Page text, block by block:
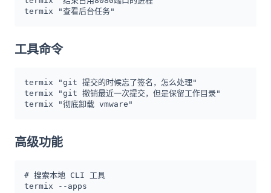
termix "查看后台任务"
工具命令
termix "git 提交的时候忘了签名，怎么处理"
termix "git 撤销最近一次提交，但是保留工作目录"
termix "彻底卸载 vmware"
高级功能
# 搜索本地 CLI 工具
termix --apps